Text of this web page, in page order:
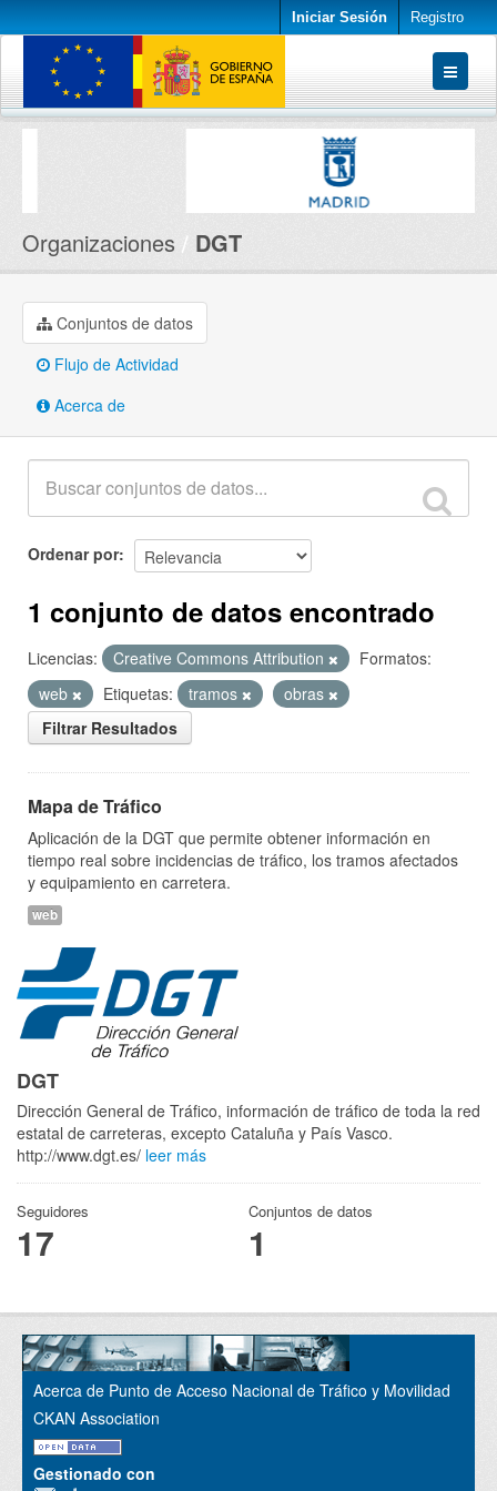
Iniciar Sesión Registro
Conjuntos de datos
Organizaciones DGT
Conjuntos de datos
Flujo de Actividad
Acerca de
Ordenar por
1 conjunto de datos encontrado
Licencias: Creative Commons Attribution
Formatos:
web
Etiquetas: tramos
obras
Filtrar Resultados
Mapa de Tráfico
Aplicación de la DGT que permite obtener información en
tiempo real sobre incidencias de tráfico, los tramos afectados
y equipamiento en carretera.
web
DGT
Dirección General de Tráfico, información de tráfico de toda la red
estatal de carreteras, excepto Cataluña y País Vasco.
http://www.dgt.es/ leer más
Seguidores
17
Conjuntos de datos
1
Acerca de Punto de Acceso Nacional de Tráfico y Movilidad
CKAN Association
Gestionado con